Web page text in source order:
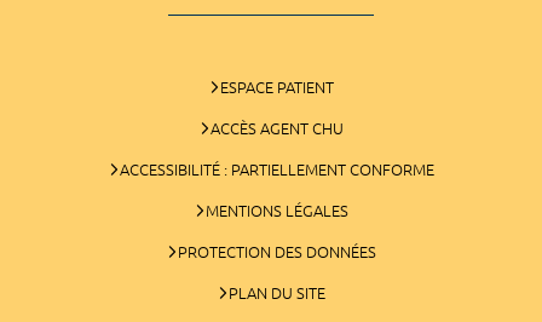
ESPACE PATIENT
ACCÈS AGENT CHU
ACCESSIBILITÉ : PARTIELLEMENT CONFORME
MENTIONS LÉGALES
PROTECTION DES DONNÉES
PLAN DU SITE